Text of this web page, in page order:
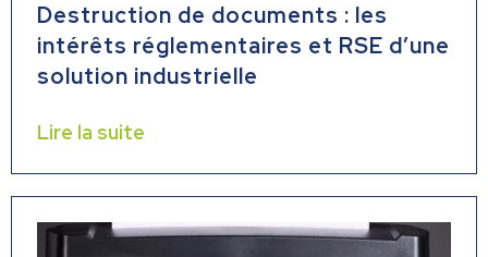
Destruction de documents : les
intérêts réglementaires et RSE d’une
solution industrielle
Lire la suite